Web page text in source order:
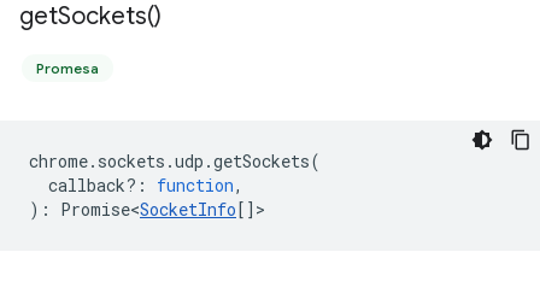
getSockets()
Promesa
chrome. sockets .udp .getSockets(
callback? : function,
) : Promise<SocketInfo[] >